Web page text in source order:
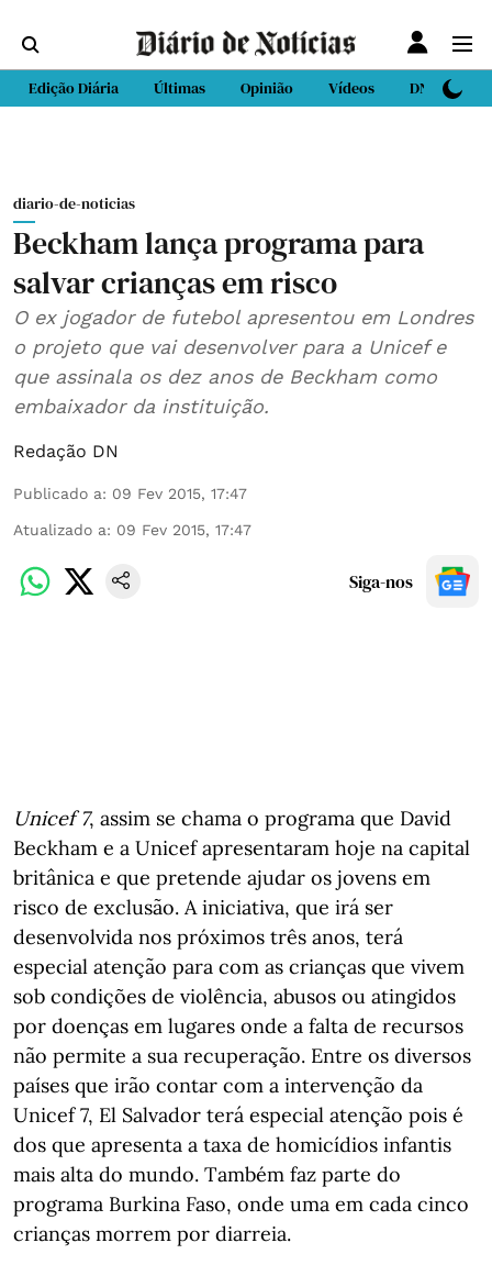
Edição Diária Últimas Opinião Vídeos DN Sport
diario-de-noticias
Beckham lança programa para
salvar crianças em risco
O ex jogador de futebol apresentou em Londres
o projeto que vai desenvolver para a Unicef e
que assinala os dez anos de Beckham como
embaixador da instituição.
Redação DN
Publicado a: 09 Fev 2015, 17:47
Atualizado a: 09 Fev 2015, 17:47
Siga-nos
Unicef 7, assim se chama o programa que David
Beckham e a Unicef apresentaram hoje na capital
britânica e que pretende ajudar os jovens em
risco de exclusão. A iniciativa, que irá ser
desenvolvida nos próximos três anos, terá
especial atenção para com as crianças que vivem
sob condições de violência, abusos ou atingidos
por doenças em lugares onde a falta de recursos
não permite a sua recuperação. Entre os diversos
países que irão contar com a intervenção da
Unicef 7, El Salvador terá especial atenção pois é
dos que apresenta a taxa de homicídios infantis
mais alta do mundo. Também faz parte do
programa Burkina Faso, onde uma em cada cinco
crianças morrem por diarreia.